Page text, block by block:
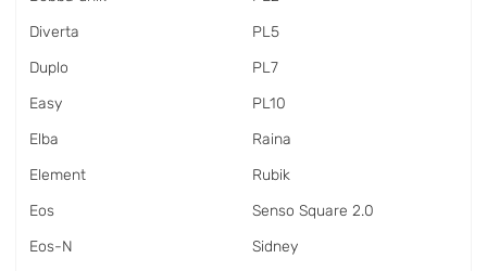
Diverta
Duplo
Easy
Elba
Element
Eos
Eos-N
PL5
PL7
PL10
Raina
Rubik
Senso Square 2.0
Sidney